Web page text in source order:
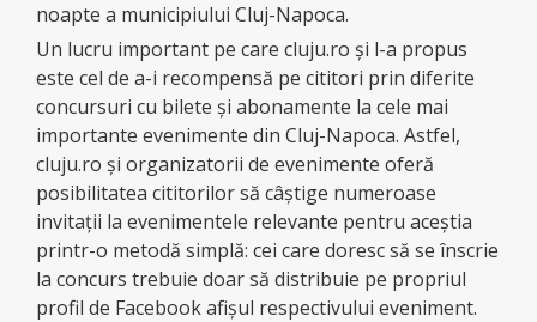
noapte a municipiului Cluj-Napoca.
Un lucru important pe care cluju.ro şi l-a propus
este cel de a-i recompensă pe cititori prin diferite
concursuri cu bilete şi abonamente la cele mai
importante evenimente din Cluj-Napoca. Astfel,
cluju.ro şi organizatorii de evenimente oferă
posibilitatea cititorilor să câştige numeroase
invitaţii la evenimentele relevante pentru aceştia
printr-o metodă simplă: cei care doresc să se înscrie
la concurs trebuie doar să distribuie pe propriul
profil de Facebook afişul respectivului eveniment.